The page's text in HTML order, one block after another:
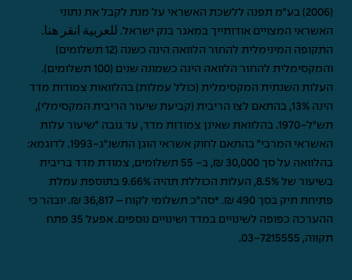
(2006) בע"מ תפנה ללשכת האשראי על מנת לקבל את נתוני
האשראי המצויים אודותייך במאגר בנק ישראל. للعربية انقر هنا .
התקופה המינימלית להחזר הלוואה הינה כשנה (12 תשלומים)
והמקסימלית להחזר הלוואה הינה כשמונה שנים (100 תשלומים).
העלות השנתית המקסימלית (כולל עמלות) בהלוואות צמודות מדד
הינה 13%, בהתאם לצו הריבית (קביעת שיעור הריבית המקסימלי),
תש"ל-1970. בהלוואת שאינן צמודות מדד, עד גובה "שיעור עלות
האשראי המרבי" בהתאם לחוק אשראי הוגן התשנ"ג-1993. לדוגמא:
בהלוואה על סך 30,000 ₪, ב- 55 תשלומים, צמודת מדד בריבית
בשיעור של 8.5%, העלות הכוללת תהיה 9.66% בתוספת עמלת
פתיחת תיק בסך 490 ₪. *סה"כ תשלומי לקוח – 36,817 ₪. יובהר כי
ההערכה כפופה לשינויים במדד ושינויים נוספים. אפעל 35 פתח
תקווה, 03-7215555
.